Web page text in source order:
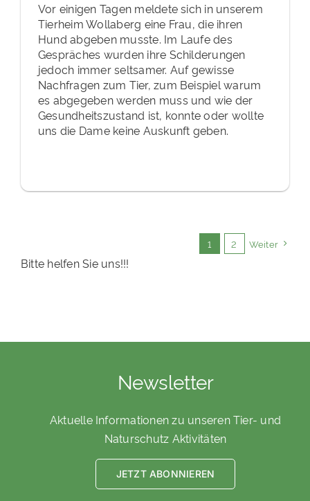
Vor einigen Tagen meldete sich in unserem
Tierheim Wollaberg eine Frau, die ihren
Hund abgeben musste. Im Laufe des
Gespräches wurden ihre Schilderungen
jedoch immer seltsamer. Auf gewisse
Nachfragen zum Tier, zum Beispiel warum
es abgegeben werden muss und wie der
Gesundheitszustand ist, konnte oder wollte
uns die Dame keine Auskunft geben.
1 2 Weiter
Bitte helfen Sie uns!!!
Newsletter
Aktuelle Informationen zu unseren Tier- und
Naturschutz Aktivitäten
JETZT ABONNIEREN